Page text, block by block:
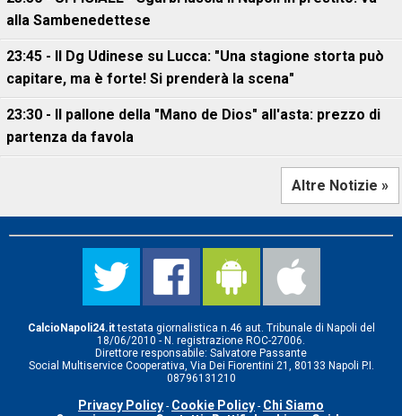
alla Sambenedettese
23:45 - Il Dg Udinese su Lucca: "Una stagione storta può
capitare, ma è forte! Si prenderà la scena"
23:30 - Il pallone della "Mano de Dios" all'asta: prezzo di
partenza da favola
Altre Notizie »
CalcioNapoli24.ittestata giornalistica n.46 aut. Tribunale di Napoli del
18/06/2010 - N. registrazione ROC-27006.
Direttore responsabile: Salvatore Passante
Social Multiservice Cooperativa, Via Dei Fiorentini 21, 80133 Napoli P.I.
08796131210
Privacy Policy - Cookie Policy - Chi Siamo